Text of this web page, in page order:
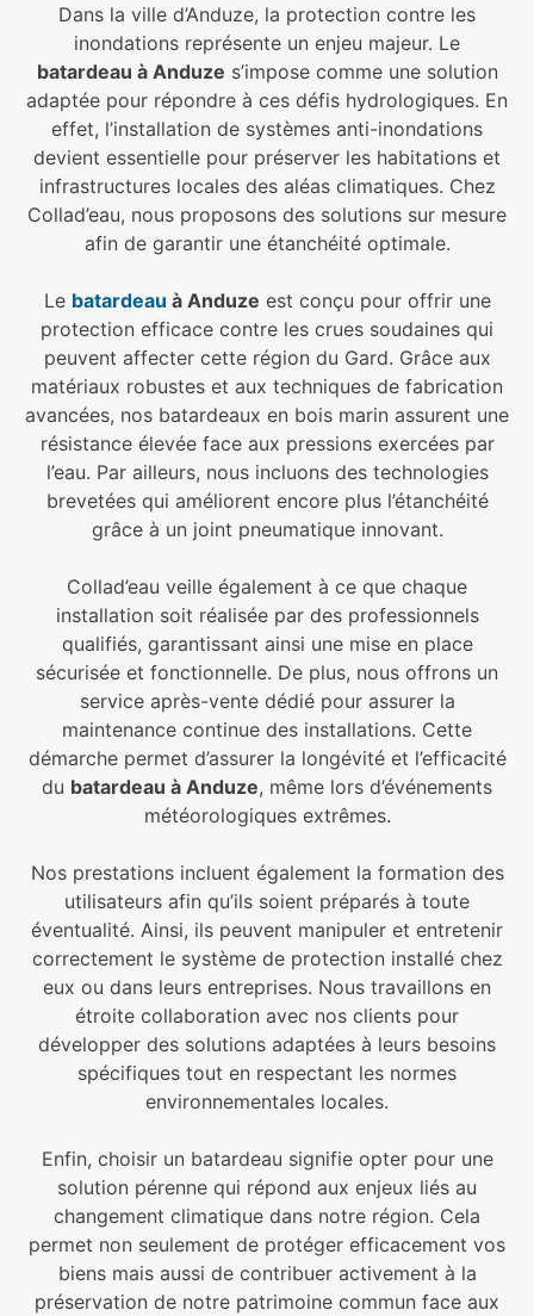
Dans la ville d’Anduze, la protection contre les
inondations représente un enjeu majeur. Le
batardeau à Anduze s’impose comme une solution
adaptée pour répondre à ces défis hydrologiques. En
effet, l’installation de systèmes anti-inondations
devient essentielle pour préserver les habitations et
infrastructures locales des aléas climatiques. Chez
Collad’eau, nous proposons des solutions sur mesure
afin de garantir une étanchéité optimale.
Le batardeau à Anduze est conçu pour offrir une
protection efficace contre les crues soudaines qui
peuvent affecter cette région du Gard. Grâce aux
matériaux robustes et aux techniques de fabrication
avancées, nos batardeaux en bois marin assurent une
résistance élevée face aux pressions exercées par
l’eau. Par ailleurs, nous incluons des technologies
brevetées qui améliorent encore plus l’étanchéité
grâce à un joint pneumatique innovant.
Collad’eau veille également à ce que chaque
installation soit réalisée par des professionnels
qualifiés, garantissant ainsi une mise en place
sécurisée et fonctionnelle. De plus, nous offrons un
service après-vente dédié pour assurer la
maintenance continue des installations. Cette
démarche permet d’assurer la longévité et l’efficacité
du batardeau à Anduze, même lors d’événements
météorologiques extrêmes.
Nos prestations incluent également la formation des
utilisateurs afin qu’ils soient préparés à toute
éventualité. Ainsi, ils peuvent manipuler et entretenir
correctement le système de protection installé chez
eux ou dans leurs entreprises. Nous travaillons en
étroite collaboration avec nos clients pour
développer des solutions adaptées à leurs besoins
spécifiques tout en respectant les normes
environnementales locales.
Enfin, choisir un batardeau signifie opter pour une
solution pérenne qui répond aux enjeux liés au
changement climatique dans notre région. Cela
permet non seulement de protéger efficacement vos
biens mais aussi de contribuer activement à la
préservation de notre patrimoine commun face aux